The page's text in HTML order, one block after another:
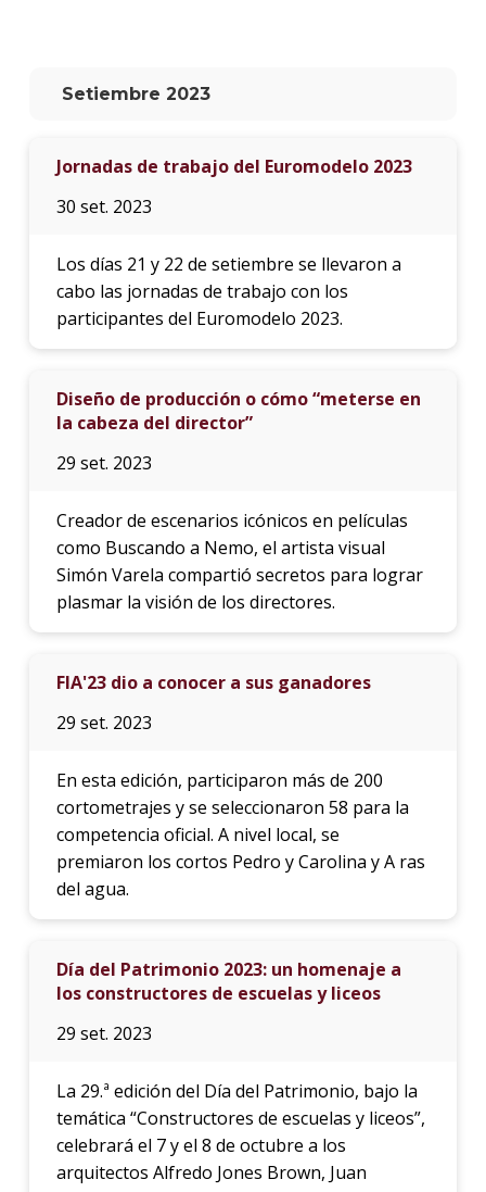
Setiembre 2023
Jornadas de trabajo del Euromodelo 2023
30 set. 2023
Los días 21 y 22 de setiembre se llevaron a
cabo las jornadas de trabajo con los
participantes del Euromodelo 2023.
Diseño de producción o cómo “meterse en
la cabeza del director”
29 set. 2023
Creador de escenarios icónicos en películas
como Buscando a Nemo, el artista visual
Simón Varela compartió secretos para lograr
plasmar la visión de los directores.
FIA'23 dio a conocer a sus ganadores
29 set. 2023
En esta edición, participaron más de 200
cortometrajes y se seleccionaron 58 para la
competencia oficial. A nivel local, se
premiaron los cortos Pedro y Carolina y A ras
del agua.
Día del Patrimonio 2023: un homenaje a
los constructores de escuelas y liceos
29 set. 2023
La 29.ª edición del Día del Patrimonio, bajo la
temática “Constructores de escuelas y liceos”,
celebrará el 7 y el 8 de octubre a los
arquitectos Alfredo Jones Brown, Juan